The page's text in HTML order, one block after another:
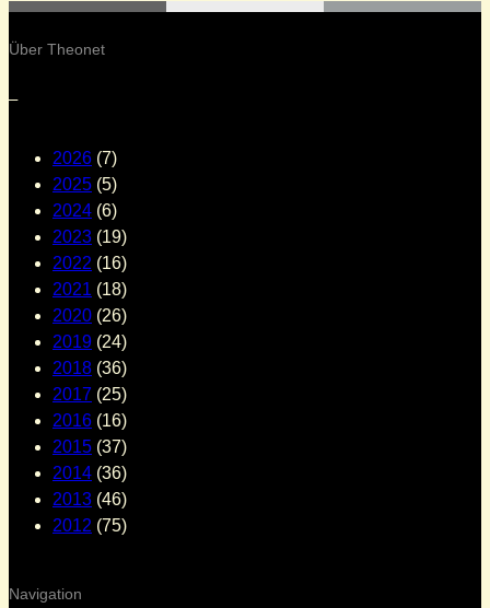
Über Theonet
–
2026 (7)
2025 (5)
2024 (6)
2023 (19)
2022 (16)
2021 (18)
2020 (26)
2019 (24)
2018 (36)
2017 (25)
2016 (16)
2015 (37)
2014 (36)
2013 (46)
2012 (75)
Navigation